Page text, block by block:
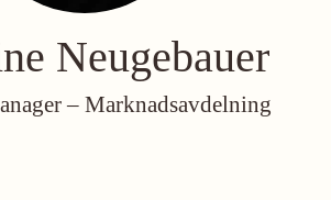
Neugebauer
– Marknadsavdelning